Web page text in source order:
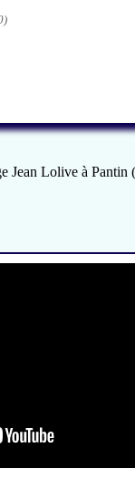
Jean Lolive à Pantin